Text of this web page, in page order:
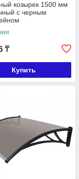
козырек 1500 мм
с черным
₸
Купить